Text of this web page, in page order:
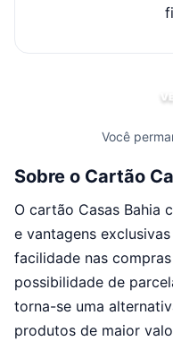
Você
Sobre o Cartão
O cartão Casas Bahia
e vantagens
facilidade nas
possibilidade de
torna-se uma
produtos de maior